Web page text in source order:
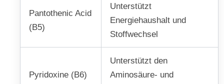
Pantothenic Acid
(B5)
Unterstützt
Energiehaushalt und
Stoffwechsel
Pyridoxine (B6)
Unterstützt den
Aminosäure- und